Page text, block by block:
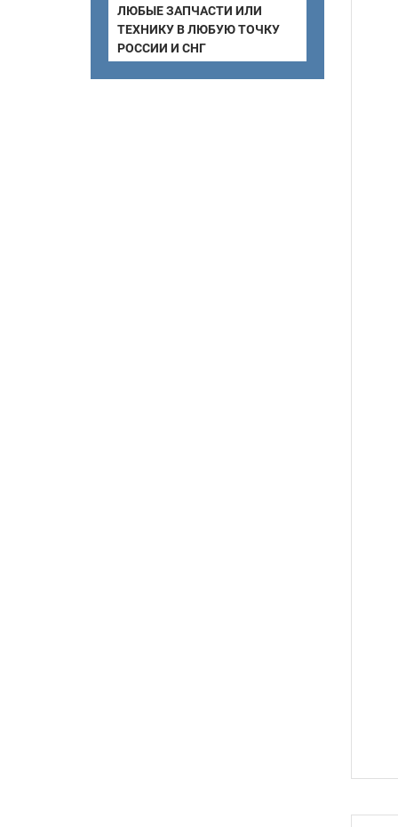
ЛЮБЫЕ ЗАПЧАСТИ ИЛИ
ТЕХНИКУ В ЛЮБУЮ ТОЧКУ
РОССИИ И СНГ